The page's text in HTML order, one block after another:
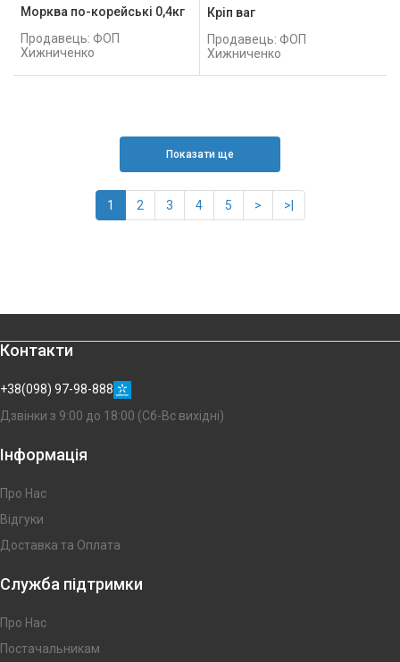
Морква по-корейські 0,4кг
Продавець: ФОП
Хижниченко
Кріп ваг
Продавець: ФОП
Хижниченко
Показати ще
1 2 3 4 5 > >|
Контакти
+38(098) 97-98-888
Дзвінки з 9:00 до 18:00 (Сб-Вс вихідні)
Інформація
Про Нас
Відгуки
Доставка та Оплата
Служба підтримки
Про Нас
Постачальникам